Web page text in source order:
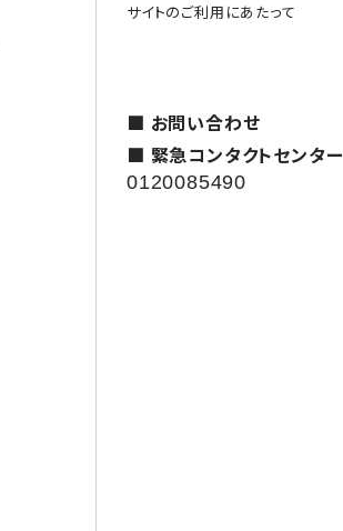
サイトのご利用にあたって
■ お問い合わせ
■ 緊急コンタクトセンター
0120085490